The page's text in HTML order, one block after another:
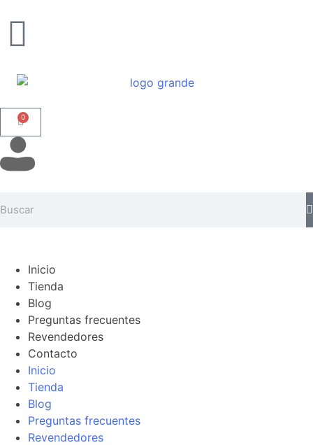
0
Inicio
Tienda
Blog
Preguntas frecuentes
Revendedores
Contacto
Inicio
Tienda
Blog
Preguntas frecuentes
Revendedores